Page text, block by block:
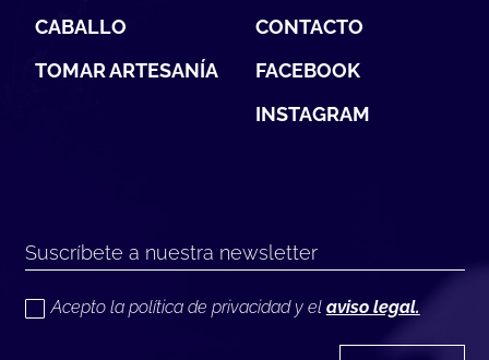
CABALLO
TOMAR ARTESANÍA
CONTACTO
FACEBOOK
INSTAGRAM
Acepto la política de privacidad y el aviso legal.